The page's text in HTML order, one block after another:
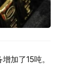
加了15吨。